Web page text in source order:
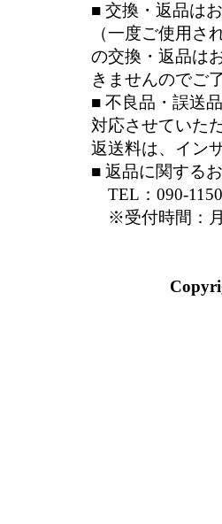
■ 交換・返品は
（一度ご使用さ
の交換・返品は
きませんのでご
■ 不良品・誤送
対応させていた
返送料は、イン
■ 返品に関する
TEL：090-
※受付時間：